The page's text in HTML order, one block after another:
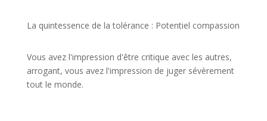
La quintessence de la tolérance : Potentiel compassion
Vous avez l'impression d'être critique avec les autres,
arrogant, vous avez l'impression de juger sévèrement
tout le monde.